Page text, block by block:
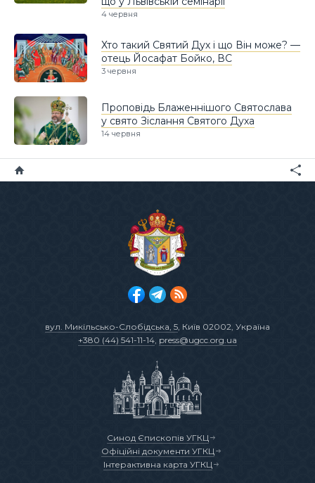
4 червня
Хто такий Святий Дух і що Він може? —
отець Йосафат Бойко, ВС
3 червня
Проповідь Блаженнішого Святослава
у свято Зіслання Святого Духа
14 червня
вул. Микільсько-Слобідська, 5, Київ 02002, Україна
+380 (44) 541-11-14, press@ugcc.org.ua
Синод Єпископів УГКЦ
Офіційні документи УГКЦ
Інтерактивна карта УГКЦ